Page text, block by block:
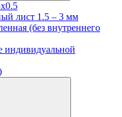
лист 1.5 – 3 мм
(без внутреннего
индивидуальной